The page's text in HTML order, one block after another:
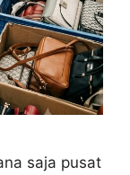
saja pusat